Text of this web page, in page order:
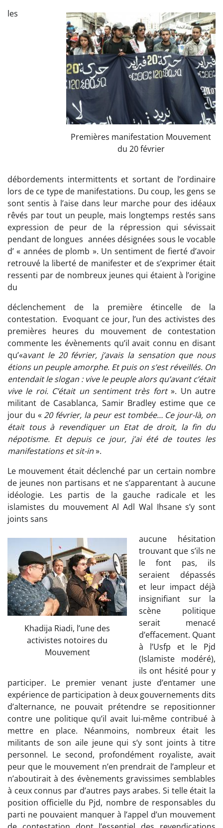
Premières manifestation Mouvement
du 20 février
les
débordements intermittents et sortant de l’ordinaire
lors de ce type de manifestations. Du coup, les gens se
sont sentis à l’aise dans leur marche pour des idéaux
rêvés par tout un peuple, mais longtemps restés sans
expression de peur de la répression qui sévissait
pendant de longues années désignées sous le vocable
d’ « années de plomb ». Un sentiment de fierté d’avoir
retrouvé la liberté de manifester et de s’exprimer était
ressenti par de nombreux jeunes qui étaient à l’origine
du
déclenchement de la première étincelle de la
contestation. Evoquant ce jour, l’un des activistes des
premières heures du mouvement de contestation
commente les évènements qu’il avait connu en disant
qu’«avant le 20 février, j’avais la sensation que nous
étions un peuple amorphe. Et puis on s’est réveillés. On
entendait le slogan : vive le peuple alors qu’avant c’était
vive le roi. C’était un sentiment très fort». Un autre
militant de Casablanca, Samir Bradley estime que ce
jour du « 20 février, la peur est tombée… Ce jour-là, on
était tous à revendiquer un Etat de droit, la fin du
népotisme. Et depuis ce jour, j’ai été de toutes les
manifestations et sit-in».
Le mouvement était déclenché par un certain nombre
de jeunes non partisans et ne s’apparentant à aucune
idéologie. Les partis de la gauche radicale et les
islamistes du mouvement Al Adl Wal Ihsane s’y sont
joints sans
Khadija Riadi, l’une des
activistes notoires du
Mouvement
aucune hésitation
trouvant que s’ils ne
le font pas, ils
seraient dépassés
et leur impact déjà
insignifiant sur la
scène politique
serait menacé
d’effacement. Quant
à l’Usfp et le Pjd
(Islamiste modéré),
ils ont hésité pour y
participer. Le premier venant juste d’entamer une
expérience de participation à deux gouvernements dits
d’alternance, ne pouvait prétendre se repositionner
contre une politique qu’il avait lui-même contribué à
mettre en place. Néanmoins, nombreux était les
militants de son aile jeune qui s’y sont joints à titre
personnel. Le second, profondément royaliste, avait
peur que le mouvement n’en prendrait de l’ampleur et
n’aboutirait à des évènements gravissimes semblables
à ceux connus par d’autres pays arabes. Si telle était la
position officielle du Pjd, nombre de responsables du
parti ne pouvaient manquer à l’appel d’un mouvement